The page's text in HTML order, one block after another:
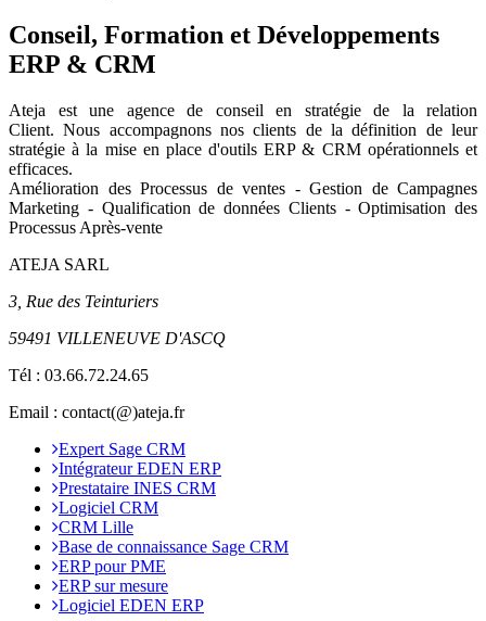
Conseil, Formation et Développements
ERP & CRM
Ateja est une agence de conseil en stratégie de la relation
Client.Nous accompagnons nos clients de la définition de leur
stratégie à la mise en place d'outils ERP & CRM opérationnels et
efficaces.
Amélioration des Processus de ventes - Gestion de Campagnes
Marketing - Qualification de données Clients - Optimisation des
Processus Après-vente
ATEJA SARL
3, Rue des Teinturiers
59491 VILLENEUVE D'ASCQ
Tél : 03.66.72.24.65
Email : contact(@)ateja.fr
Expert Sage CRM
Intégrateur EDEN ERP
Prestataire INES CRM
Logiciel CRM
CRM Lille
Base de connaissance Sage CRM
ERP pour PME
ERP sur mesure
Logiciel EDEN ERP